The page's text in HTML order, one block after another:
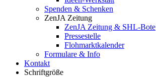
Spenden & Schenken
ZenJA Zeitung
ZenJA Zeitung & SHL-Bote
Pressestelle
Flohmarktkalender
Formulare & Info
Kontakt
Schriftgröße